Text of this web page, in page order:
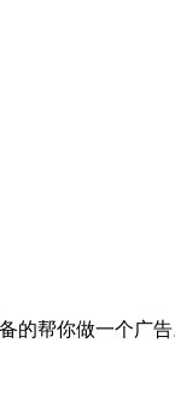
的帮你做一个广